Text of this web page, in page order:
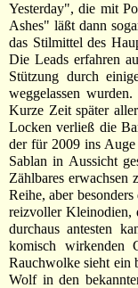
Yesterday", die mit
Ashes" läßt dann
das Stilmittel des
Die Leads erfahren
Stützung durch
weggelassen
Kurze Zeit später
Locken verließ die
der für 2009 ins
Sablan in Aussicht
Zählbares erwachsen
Reihe, aber
reizvoller Kleinodien,
durchaus antesten
komisch wirkenden
Rauchwolke sieht ein
Wolf in den